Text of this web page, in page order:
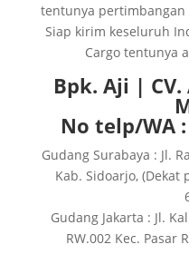
tentunya
Siap kirim keseluruh
Cargo tentunya
Bpk. Aji |
No telp/WA
Gudang Surabaya : Jl.
Kab. Sidoarjo, (Dekat
Gudang Jakarta : Jl.
RW.002 Kec. Pasar